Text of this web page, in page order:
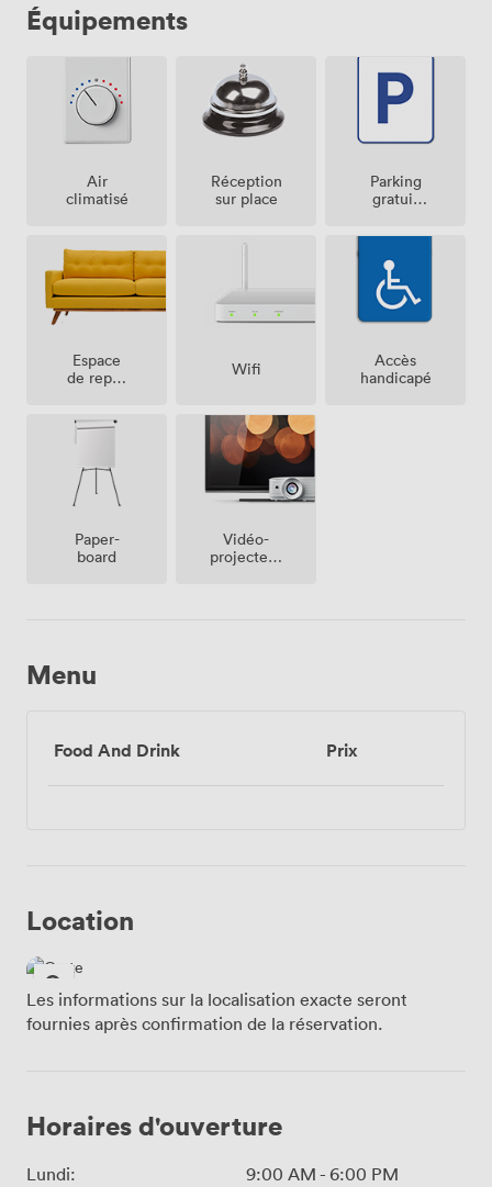
Équipements
Air
climatisé
Réception
sur place
Parking
gratuit
Espace
de repos
Wifi
Accès
handicapé
Paper-
board
Vidéo-
projecteur
Menu
Food And Drink Prix
Location
Les informations sur la localisation exacte seront
fournies après confirmation de la réservation.
Horaires d'ouverture
Lundi: 9:00 AM - 6:00 PM